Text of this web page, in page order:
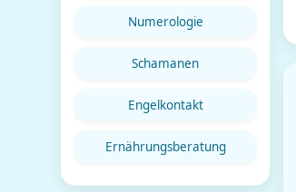
Numerologie
Schamanen
Engelkontakt
Ernährungsberatung